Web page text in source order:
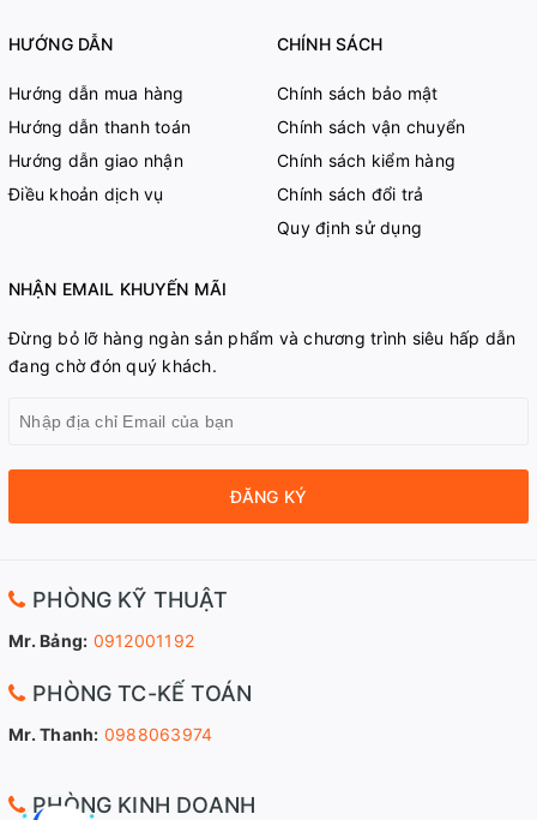
HƯỚNG DẪN
Hướng dẫn mua hàng
Hướng dẫn thanh toán
Hướng dẫn giao nhận
Điều khoản dịch vụ
CHÍNH SÁCH
Chính sách bảo mật
Chính sách vận chuyển
Chính sách kiểm hàng
Chính sách đổi trả
Quy định sử dụng
NHẬN EMAIL KHUYẾN MÃI
Đừng bỏ lỡ hàng ngàn sản phẩm và chương trình siêu hấp dẫn
đang chờ đón quý khách.
ĐĂNG KÝ
PHÒNG KỸ THUẬT
Mr. Bảng: 0912001192
PHÒNG TC-KẾ TOÁN
Mr. Thanh: 0988063974
PHÒNG KINH DOANH